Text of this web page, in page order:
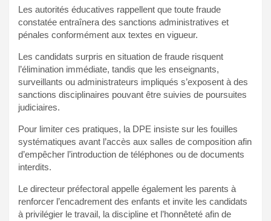
Les autorités éducatives rappellent que toute fraude
constatée entraînera des sanctions administratives et
pénales conformément aux textes en vigueur.
Les candidats surpris en situation de fraude risquent
l’élimination immédiate, tandis que les enseignants,
surveillants ou administrateurs impliqués s’exposent à des
sanctions disciplinaires pouvant être suivies de poursuites
judiciaires.
Pour limiter ces pratiques, la DPE insiste sur les fouilles
systématiques avant l’accès aux salles de composition afin
d’empêcher l’introduction de téléphones ou de documents
interdits.
Le directeur préfectoral appelle également les parents à
renforcer l’encadrement des enfants et invite les candidats
à privilégier le travail, la discipline et l’honnêteté afin de